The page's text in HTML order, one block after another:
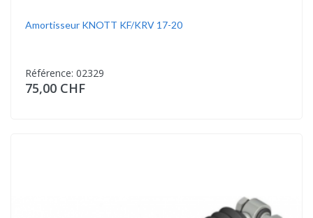
Amortisseur KNOTT KF/KRV 17-20
Référence: 02329
75,00 CHF